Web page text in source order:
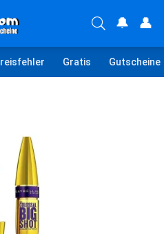
🔔 👤
Gratis Gutscheine